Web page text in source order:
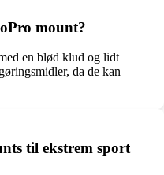
mount?
en blød klud og lidt
da de kan
til ekstrem sport